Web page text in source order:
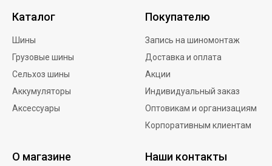
Каталог
Шины
Грузовые шины
Сельхоз шины
Аккумуляторы
Аксессуары
Покупателю
Запись на шиномонтаж
Доставка и оплата
Акции
Индивидуальный заказ
Оптовикам и организациям
Корпоративным клиентам
О магазине Наши контакты